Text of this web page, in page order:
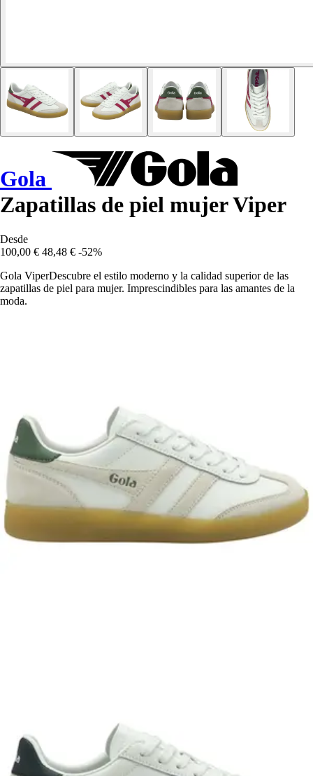
Gola
Zapatillas de piel mujer Viper
Desde
100,00 € 48,48 € -52%
Gola ViperDescubre el estilo moderno y la calidad superior de las
zapatillas de piel para mujer. Imprescindibles para las amantes de la
moda.